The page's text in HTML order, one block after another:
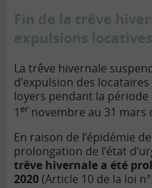
Fin de la trêve
expulsions locatives
La trêve hivernale
d’expulsion des
loyers pendant la
1 er novembre au 31 mars
En raison de l’épidémie
prolongation de l’état
trêve hivernale a été
2020(Article 10 de la loi